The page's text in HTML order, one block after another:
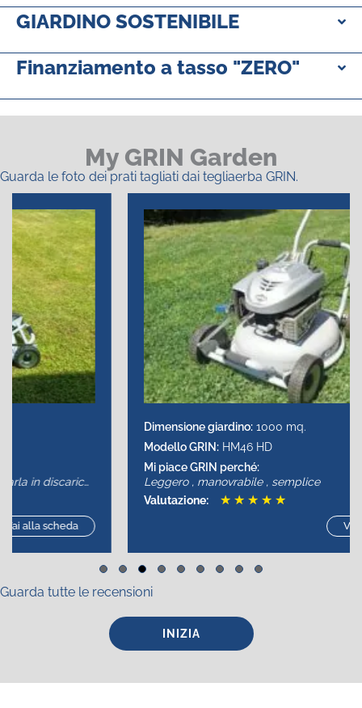
GIARDINO SOSTENIBILE
Finanziamento a tasso "ZERO"
My GRIN Garden
Guarda le foto dei prati tagliati dai tegliaerba GRIN.
Dimensione giardino: 1000 mq.
HM46 HD
Mi piace GRIN perché:
Leggero , manovrabile , semplice
★★★
Slide group 1
Slide group 2
Slide group 3
Guarda tutte le recensioni
INIZIA